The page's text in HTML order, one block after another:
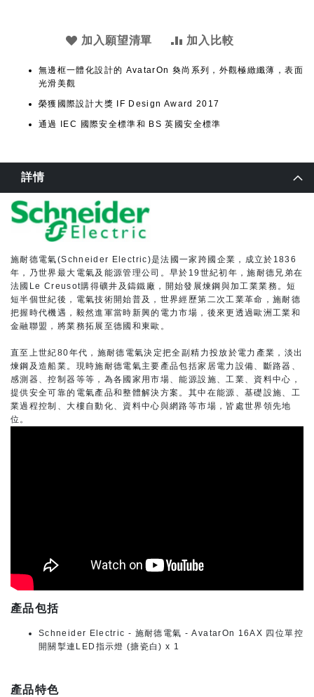
加入願望清單 加入比較
無邊框一體化設計的 AvatarOn 奐尚系列，外觀極緻纖薄，表面
光滑美觀
榮獲國際設計大獎 IF Design Award 2017
通過 IEC 國際安全標準和 BS 英國安全標準
詳情
施耐德電氣(Schneider Electric)是法國一家跨國企業，成立於1836
年，乃世界最大電氣及能源管理公司。早於19世紀初年，施耐德兄弟在
法國Le Creusot購得礦井及鑄鐵廠，開始發展煉鋼與加工業業務。短
短半個世紀後，電氣技術開始普及，世界經歷第二次工業革命，施耐德
把握時代機遇，毅然進軍當時新興的電力市場，後來更透過歐洲工業和
金融聯盟，將業務拓展至德國和東歐。
直至上世紀80年代，施耐德電氣決定把全副精力投放於電力產業，淡出
煉鋼及造船業。現時施耐德電氣主要產品包括家居電力設備、斷路器、
感測器、控制器等等，為各國家用市場、能源設施、工業、資料中心，
提供安全可靠的電氣產品和整體解決方案。其中在能源、基礎設施、工
業過程控制、大樓自動化、資料中心與網路等市場，皆處世界領先地
位。
產品包括
Schneider Electric - 施耐德電氣 - AvatarOn 16AX 四位單控
開關掣連LED指示燈 (搪瓷白) x 1
產品特色